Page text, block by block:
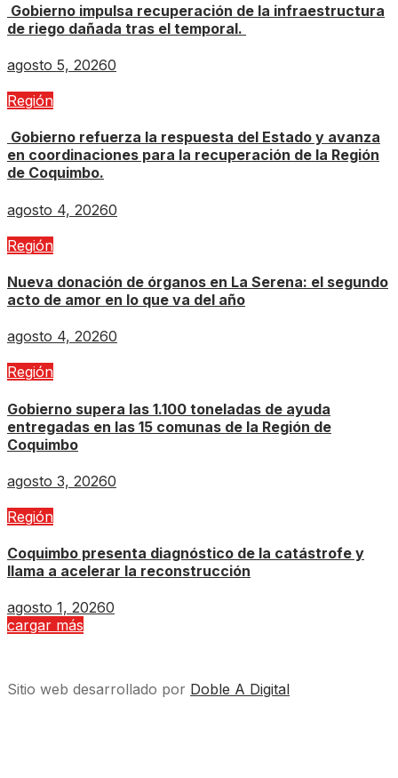
Gobierno impulsa recuperación de la infraestructura
de riego dañada tras el temporal.
agosto 5, 20260
Región
Gobierno refuerza la respuesta del Estado y avanza
en coordinaciones para la recuperación de la Región
de Coquimbo.
agosto 4, 20260
Región
Nueva donación de órganos en La Serena: el segundo
acto de amor en lo que va del año
agosto 4, 20260
Región
Gobierno supera las 1.100 toneladas de ayuda
entregadas en las 15 comunas de la Región de
Coquimbo
agosto 3, 20260
Región
Coquimbo presenta diagnóstico de la catástrofe y
llama a acelerar la reconstrucción
agosto 1, 20260
cargar más
Sitio web desarrollado por Doble A Digital